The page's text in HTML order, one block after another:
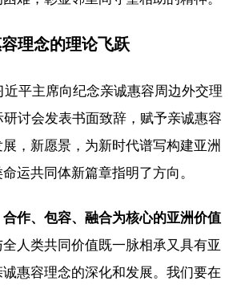
理念的理论飞跃
近平主席向纪念亲诚惠容周边外交理
讨会发表书面致辞，赋予亲诚惠容
，新愿景，为新时代谱写构建亚洲
运共同体新篇章指明了方向。
作、包容、融合为核心的亚洲价值
人类共同价值既一脉相承又具有亚
惠容理念的深化和发展。我们要在